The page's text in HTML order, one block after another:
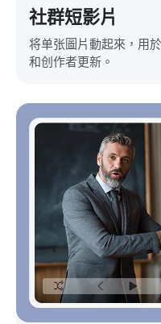
社群短影片
将单张圖片動起來，用
和创作者更新。